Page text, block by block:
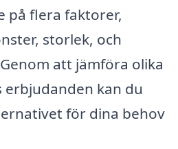
på flera faktorer,
storlek, och
att jämföra olika
kan du
för dina behov